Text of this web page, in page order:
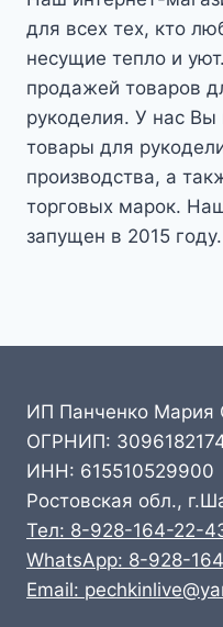
для всех тех, кто
несущие тепло и
продажей товаров
рукоделия. У нас
товары для
производства, а
торговых марок.
запущен в 2015 году.
ИП Панченко Мария
ОГРНИП:
ИНН: 615510529900
Ростовская обл.,
Тел: 8-928-164-22-
WhatsApp: 8-928-
Email: